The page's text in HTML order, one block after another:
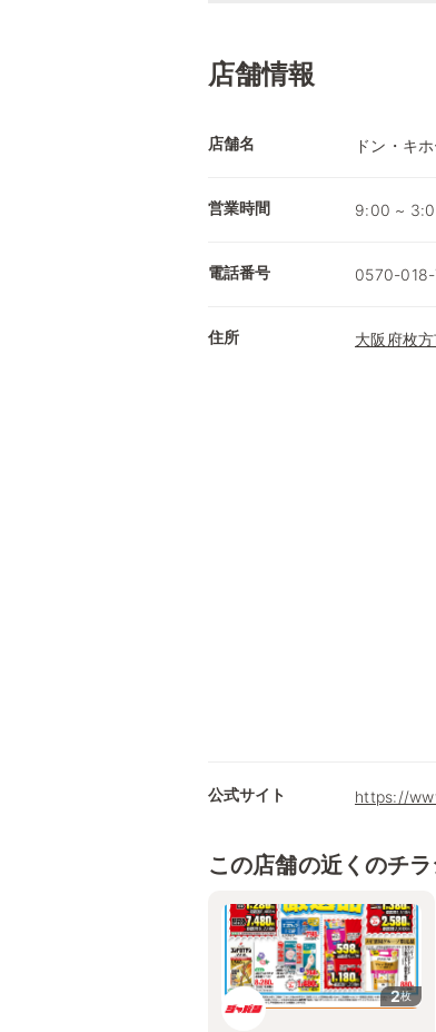
店舗情報
店舗名 ドン・キ
営業時間 9:00 ~
電話番号 0570-018-
住所 大阪府枚
公式サイト https://
この店舗の近くのチ
2枚